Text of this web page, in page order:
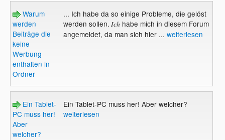
Warum
werden
Beiträge die
keine
Werbung
enthalten in
Ordner
... Ich habe da so einige Probleme, die gelöst
werden sollen. Ichhabe mich in diesem Forum
angemeldet, da man sich hier ... weiterlesen
Ein Tablet-
PC muss her!
Aber
welcher?
Ein Tablet-PC muss her! Aber welcher?
weiterlesen